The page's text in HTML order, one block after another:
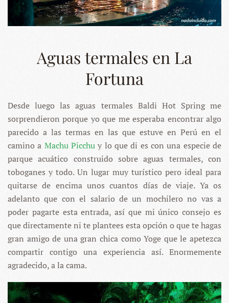
Aguas termales en La
Fortuna
Desde luego las aguas termales Baldi Hot Spring me
sorprendieron porque yo que me esperaba encontrar algo
parecido a las termas en las que estuve en Perú en el
camino a Machu Picchu y lo que di es con una especie de
parque acuático construido sobre aguas termales, con
toboganes y todo. Un lugar muy turístico pero ideal para
quitarse de encima unos cuantos días de viaje. Ya os
adelanto que con el salario de un mochilero no vas a
poder pagarte esta entrada, así que mi único consejo es
que directamente ni te plantees esta opción o que te hagas
gran amigo de una gran chica como Yoge que le apetezca
compartir contigo una experiencia así. Enormemente
agradecido, a la cama.